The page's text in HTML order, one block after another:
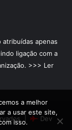
apenas
ligação com a
>>> Ler
| Dev
a melhor
a usar este site,
isso.